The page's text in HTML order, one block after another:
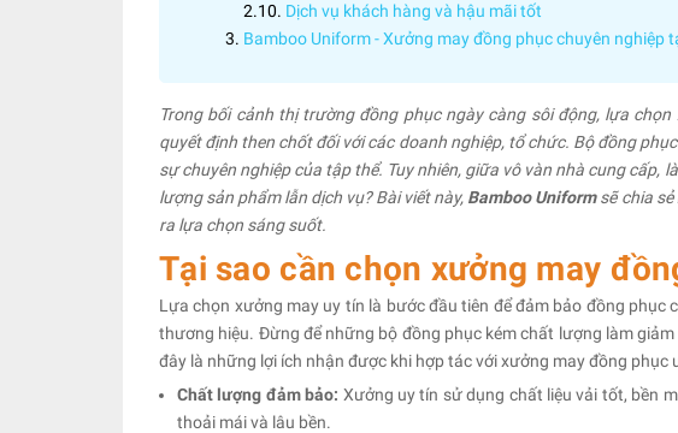
Dịch vụ khách hàng và hậu mãi tốt
Bamboo Uniform - Xưởng may đồng phục chuyên nghiệp
Trong bối cảnh thị trường đồng phục ngày càng sôi động, lựa
quyết định then chốt đối với các doanh nghiệp, tổ chức. Bộ đồng
sự chuyên nghiệp của tập thể. Tuy nhiên, giữa vô vàn nhà cung cấp,
lượng sản phẩm lẫn dịch vụ? Bài viết này, Bamboo Uniformsẽ chia sẻ
ra lựa chọn sáng suốt.
Tại sao cần chọn xưởng may
Lựa chọn xưởng may uy tín là bước đầu tiên để đảm bảo đồng phục
thương hiệu. Đừng để những bộ đồng phục kém chất lượng làm
đây là những lợi ích nhận được khi hợp tác với xưởng may đồng phục
Chất lượng đảm bảo: Xưởng uy tín sử dụng chất liệu vải tốt, bền
thoải mái và lâu bền.